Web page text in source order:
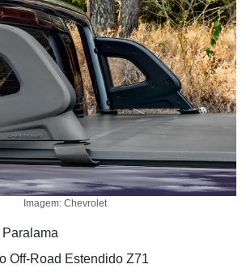
Imagem: Chevrolet
Off-Road Estendido Z71